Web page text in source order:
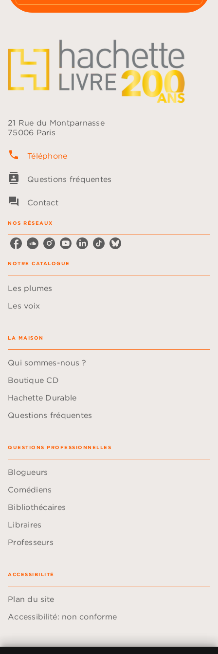
21 Rue du Montparnasse
75006 Paris
phone Téléphone
contacts Questions fréquentes
question_answer Contact
NOS RÉSEAUX
NOTRE CATALOGUE
Les plumes
Les voix
LA MAISON
Qui sommes-nous ?
Boutique CD
Hachette Durable
Questions fréquentes
QUESTIONS PROFESSIONNELLES
Blogueurs
Comédiens
Bibliothécaires
Libraires
Professeurs
ACCESSIBILITÉ
Plan du site
Accessibilité: non conforme